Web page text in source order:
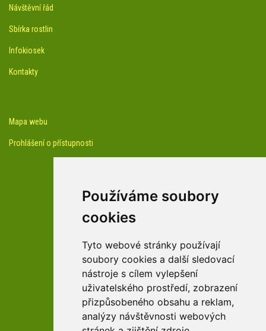
Používáme soubory
cookies
Tyto webové stránky používají
soubory cookies a další sledovací
nástroje s cílem vylepšení
uživatelského prostředí, zobrazení
přizpůsobeného obsahu a reklam,
analýzy návštěvnosti webových
Návštěvní řád
Sbírka rostlin
Infokiosek
Kontakty
Mapa webu
Prohlášení o přístupnosti
Youtube kanál arboreta